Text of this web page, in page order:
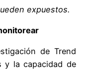
expuestos.
de Trend
y la capacidad de